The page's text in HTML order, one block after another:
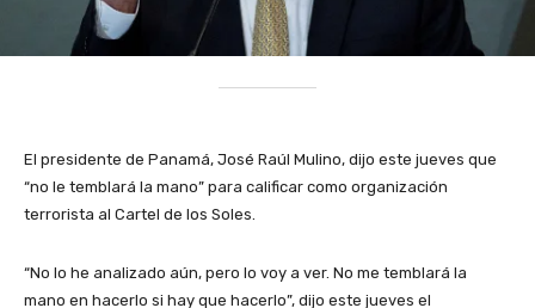
El presidente de Panamá, José Raúl Mulino, dijo este jueves que
“no le temblará la mano” para calificar como organización
terrorista al Cartel de los Soles.
“No lo he analizado aún, pero lo voy a ver. No me temblará la
mano en hacerlo si hay que hacerlo”, dijo este jueves el